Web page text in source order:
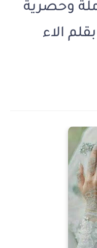
وحصرية
الاء